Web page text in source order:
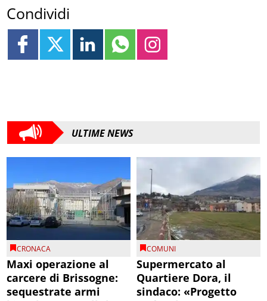
Condividi
ULTIME NEWS
CRONACA
Maxi operazione al
carcere di Brissogne:
sequestrate armi
COMUNI
Supermercato al
Quartiere Dora, il
sindaco: «Progetto